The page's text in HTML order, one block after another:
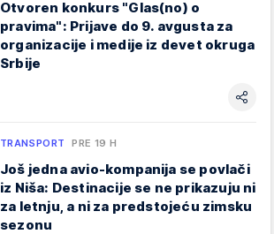
Otvoren konkurs "Glas(no) o
pravima": Prijave do 9. avgusta za
organizacije i medije iz devet okruga
Srbije
TRANSPORT PRE 19 H
Još jedna avio-kompanija se povlači
iz Niša: Destinacije se ne prikazuju ni
za letnju, a ni za predstojeću zimsku
sezonu